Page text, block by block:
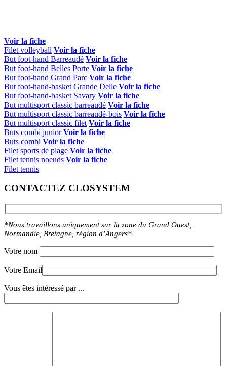
Voir la fiche
Filet volleyball Voir la fiche
But foot-hand Barreaudé Voir la fiche
But foot-hand Belles Porte Voir la fiche
But foot-hand Grand Parc Voir la fiche
But foot-hand-basket Grande Delle Voir la fiche
But foot-hand-basket Savary Voir la fiche
But multisport classic barreaudé Voir la fiche
But multisport classic barreaudé-bois Voir la fiche
But multisport classic filet Voir la fiche
Buts combi junior Voir la fiche
Buts combi Voir la fiche
Filet sports de plage Voir la fiche
Filet tennis noeuds Voir la fiche
Filet tennis
CONTACTEZ CLOSYSTEM
*Nous travaillons uniquement sur la zone du Grand Ouest,
Normandie, Bretagne, région d’Angers*
Votre nom
Votre Email
Vous êtes intéressé par ...